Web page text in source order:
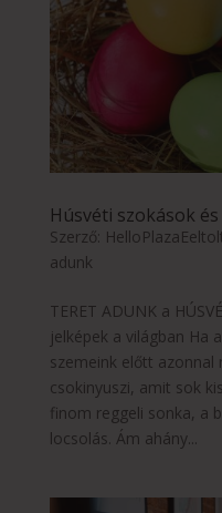
Húsvéti szokások
Szerző:
adunk
TERET ADUNK a
jelképek a világban Ha
szemeink előtt
csokinyuszi, amit sok
finom reggeli sonka, a
locsolás. Ám ahány...